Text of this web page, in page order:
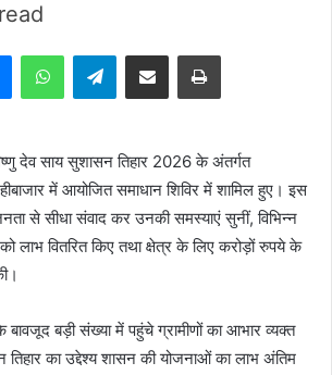
MessengerWhatsAppTelegramShare via Email Print
देव साय सुशासन तिहार 2026 के अंतर्गत
में आयोजित समाधान शिविर में शामिल हुए। इस
से सीधा संवाद कर उनकी समस्याएं सुनीं, विभिन्न
लाभ वितरित किए तथा क्षेत्र के लिए करोड़ों रुपये के
बावजूद बड़ी संख्या में पहुंचे ग्रामीणों का आभार व्यक्त
का उद्देश्य शासन की योजनाओं का लाभ अंतिम